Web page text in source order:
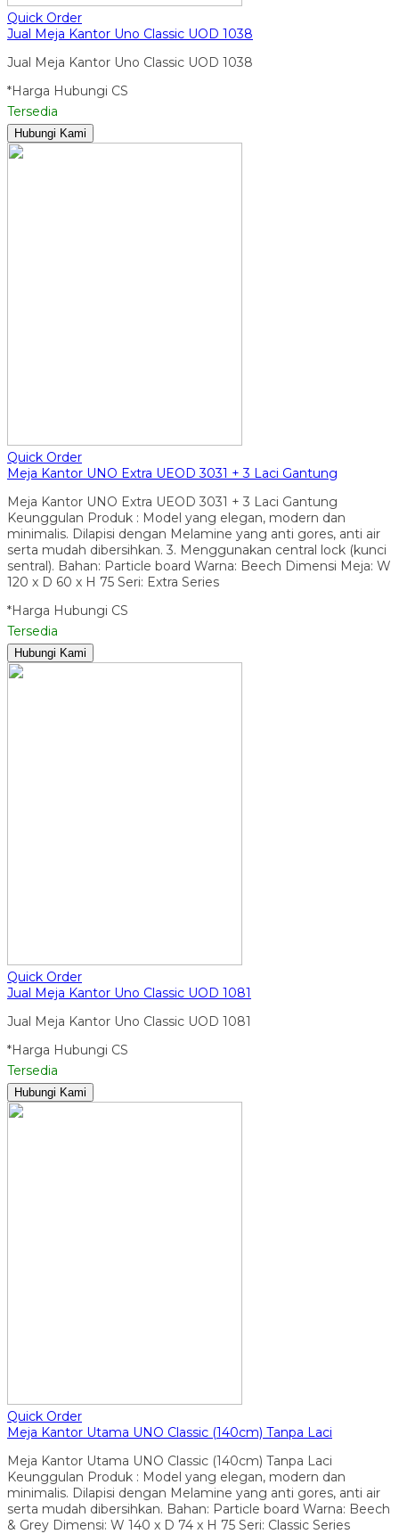
Quick Order
Jual Meja Kantor Uno Classic UOD 1038
Jual Meja Kantor Uno Classic UOD 1038
*Harga Hubungi CS
Tersedia
Hubungi Kami
Quick Order
Meja Kantor UNO Extra UEOD 3031 + 3 Laci Gantung
Meja Kantor UNO Extra UEOD 3031 + 3 Laci Gantung
Keunggulan Produk : Model yang elegan, modern dan
minimalis. Dilapisi dengan Melamine yang anti gores, anti air
serta mudah dibersihkan. 3. Menggunakan central lock (kunci
sentral). Bahan: Particle board Warna: Beech Dimensi Meja: W
120 x D 60 x H 75 Seri: Extra Series
*Harga Hubungi CS
Tersedia
Hubungi Kami
Quick Order
Jual Meja Kantor Uno Classic UOD 1081
Jual Meja Kantor Uno Classic UOD 1081
*Harga Hubungi CS
Tersedia
Hubungi Kami
Quick Order
Meja Kantor Utama UNO Classic (140cm) Tanpa Laci
Meja Kantor Utama UNO Classic (140cm) Tanpa Laci
Keunggulan Produk : Model yang elegan, modern dan
minimalis. Dilapisi dengan Melamine yang anti gores, anti air
serta mudah dibersihkan. Bahan: Particle board Warna: Beech
& Grey Dimensi: W 140 x D 74 x H 75 Seri: Classic Series